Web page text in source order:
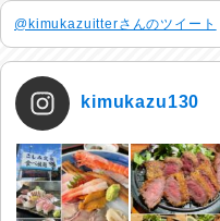
@kimukazuitterさんのツイート
kimukazu130